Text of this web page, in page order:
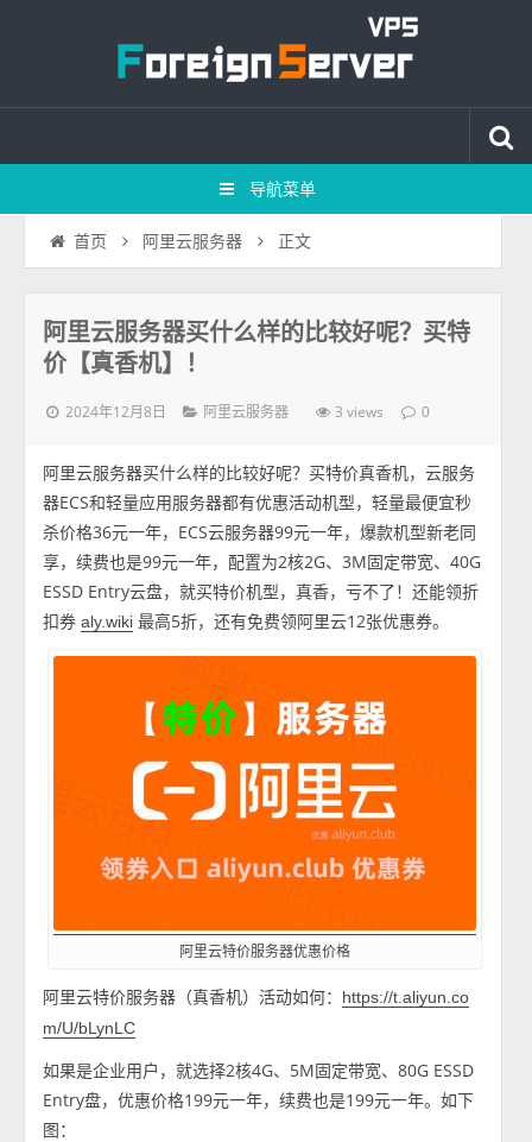
导航菜单
首页 阿里云服务器 正文
阿里云服务器买什么样的比较好呢？买特
价【真香机】！
2024年12月8日 阿里云服务器 3 views 0
阿里云服务器买什么样的比较好呢？买特价真香机，云服务
器ECS和轻量应用服务器都有优惠活动机型，轻量最便宜秒
杀价格36元一年，ECS云服务器99元一年，爆款机型新老同
享，续费也是99元一年，配置为2核2G、3M固定带宽、40G
ESSD Entry云盘，就买特价机型，真香，亏不了！还能领折
扣券aly.wiki 最高5折，还有免费领阿里云12张优惠券。
阿里云特价服务器优惠价格
阿里云特价服务器（真香机）活动如何：
https://t.aliyun.co
m/U/bLynLC
如果是企业用户，就选择2核4G、5M固定带宽、80G ESSD
Entry盘，优惠价格199元一年，续费也是199元一年。如下
图：